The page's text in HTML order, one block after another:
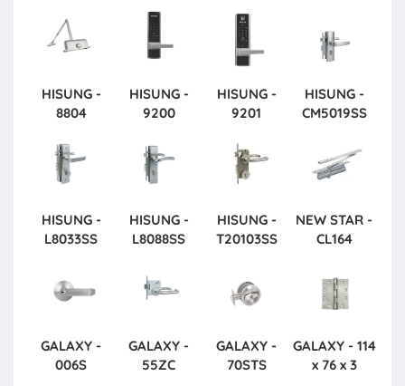
HISUNG -
8804
HISUNG -
9200
HISUNG -
9201
HISUNG -
CM5019SS
HISUNG -
L8033SS
HISUNG -
L8088SS
HISUNG -
T20103SS
NEW STAR -
CL164
GALAXY -
006S
GALAXY -
55ZC
GALAXY -
70STS
GALAXY - 114
x 76 x 3